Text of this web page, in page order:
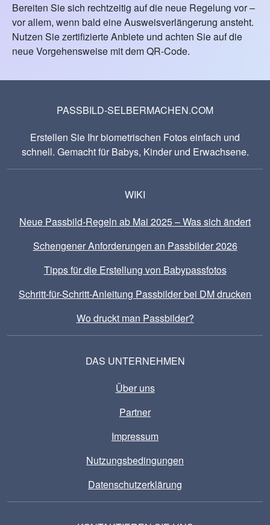
Bereiten Sie sich rechtzeitig auf die neue Regelung vor –
vor allem, wenn bald eine Ausweisverlängerung ansteht.
Nutzen Sie zertifizierte Anbiete und achten Sie auf die
neue Vorgehensweise mit dem QR-Code.
PASSBILD-SELBERMACHEN.COM
Erstellen Sie Ihr biometrischen Fotos einfach und
schnell. Gemacht für Babys, Kinder und Erwachsene.
WIKI
Neue Passbild-Regeln ab Mai 2025 – Was sich ändert
Schengener Anforderungen an Passbilder 2026
Tipps für die Erstellung von Babypassfotos
Schritt-für-Schritt-Anleitung Passbilder bei DM drucken
Wo druckt man Passbilder?
DAS UNTERNEHMEN
Über uns
Partner
Impressum
Nutzungsbedingungen
Datenschutzerklärung